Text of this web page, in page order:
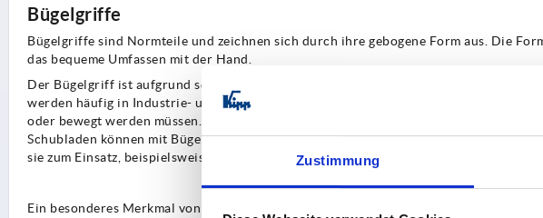
Zustimmung
Bügelgriffe
Bügelgriffe sind Normteile und zeichnen sich durch ihre gebogene Form aus. Die
das bequeme Umfassen mit der Hand.
Der Bügelgriff ist aufgrund seiner einzigartigen Form und Funktion in vielen
werden häufig in Industrie- und Handwerksanwendungen eingesetzt, insbesondere
oder bewegt werden müssen. Auch im Alltag sind Bügelgriffe weit verbreitet.
Schubladen können mit Bügelgriffen leicht geöffnet und geschlossen werden. Auch
sie zum Einsatz, beispielsweise an Türen oder Fenstern, um diese mühelos zu öffnen
Ein besonderes Merkmal von Bügelgriffen ist ihre Stabilität und Robustheit. Sie